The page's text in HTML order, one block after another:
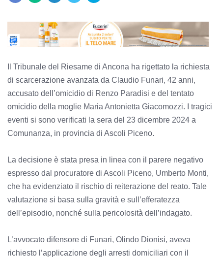
Il Tribunale del Riesame di Ancona ha rigettato la richiesta
di scarcerazione avanzata da Claudio Funari, 42 anni,
accusato dell’omicidio di Renzo Paradisi e del tentato
omicidio della moglie Maria Antonietta Giacomozzi. I tragici
eventi si sono verificati la sera del 23 dicembre 2024 a
Comunanza, in provincia di Ascoli Piceno.
La decisione è stata presa in linea con il parere negativo
espresso dal procuratore di Ascoli Piceno, Umberto Monti,
che ha evidenziato il rischio di reiterazione del reato. Tale
valutazione si basa sulla gravità e sull’efferatezza
dell’episodio, nonché sulla pericolosità dell’indagato.
L’avvocato difensore di Funari, Olindo Dionisi, aveva
richiesto l’applicazione degli arresti domiciliari con il